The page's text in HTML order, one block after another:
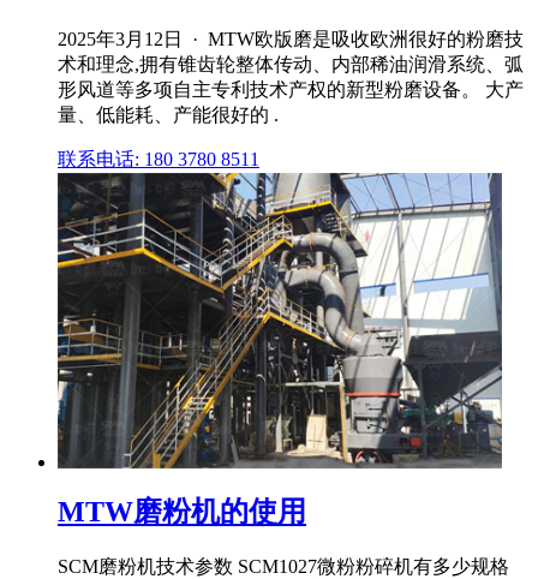
2025年3月12日 · MTW欧版磨是吸收欧洲很好的粉磨技
术和理念,拥有锥齿轮整体传动、内部稀油润滑系统、弧
形风道等多项自主专利技术产权的新型粉磨设备。 大产
量、低能耗、产能很好的 .
联系电话: 180 3780 8511
MTW磨粉机的使用
SCM磨粉机技术参数 SCM1027微粉粉碎机有多少规格